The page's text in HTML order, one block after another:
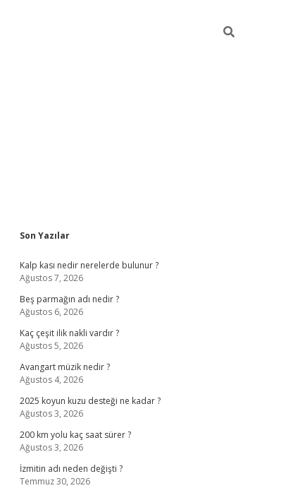
Sidebar
Son Yazılar
Kalp kası nedir nerelerde bulunur ?
Ağustos 7, 2026
Beş parmağın adı nedir ?
Ağustos 6, 2026
Kaç çeşit ilik nakli vardır ?
Ağustos 5, 2026
Avangart müzik nedir ?
Ağustos 4, 2026
2025 koyun kuzu desteği ne kadar ?
Ağustos 3, 2026
200 km yolu kaç saat sürer ?
Ağustos 3, 2026
İzmitin adı neden değişti ?
Temmuz 30, 2026